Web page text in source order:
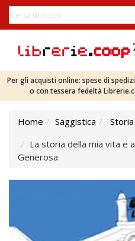
Per gli acquisti online: spese di
o con tessera fedeltà
Home Saggistica
Storia
La storia della mia vita e
Generosa